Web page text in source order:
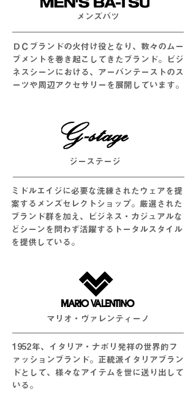
メンズバツ
ＤＣブランドの火付け役となり、数々のムー
ブメントを巻き起こしてきたブランド。ビジ
ネスシーンにおける、アーバンテーストのス
ーツや周辺アクセサリーを展開しています。
​ジーステージ
ミドルエイジに必要な洗練されたウェアを提
案するメンズセレクトショップ。厳選された
ブランド群を加え、ビジネス・カジュアルな
どシーンを問わず活躍するトータルスタイル
を提供している。
マリオ・ヴァレンティーノ
1952年、イタリア・ナポリ発祥の世界的フ
ァッションブランド。正統派イタリアブラン
ドとして、様々なアイテムを世に送り出して
いる。